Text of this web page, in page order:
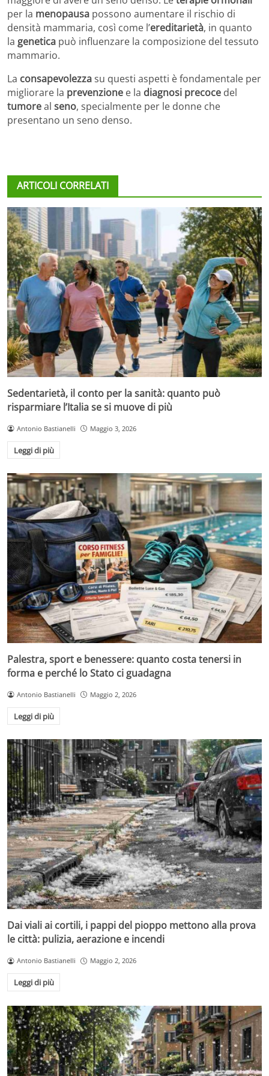
per la menopausa possono aumentare il rischio di
densità mammaria, così come l’ereditarietà, in quanto
la genetica può influenzare la composizione del tessuto
mammario.
La consapevolezzasu questi aspetti è fondamentale per
migliorare la prevenzione e la diagnosi precoce del
tumoreal seno, specialmente per le donne che
presentano un seno denso.
ARTICOLI CORRELATI
Sedentarietà, il conto per la sanità: quanto può
risparmiare l’Italia se si muove di più
Antonio Bastianelli Maggio 3, 2026
Leggi di più
Palestra, sport e benessere: quanto costa tenersi in
forma e perché lo Stato ci guadagna
Antonio Bastianelli Maggio 2, 2026
Leggi di più
Dai viali ai cortili, i pappi del pioppo mettono alla prova
le città: pulizia, aerazione e incendi
Antonio Bastianelli Maggio 2, 2026
Leggi di più